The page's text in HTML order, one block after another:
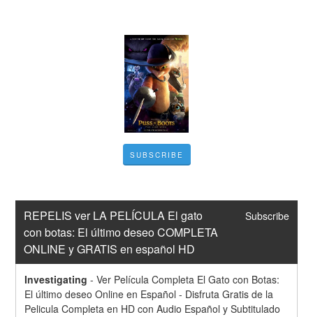
SUBSCRIBE
REPELIS ver LA PELÍCULA El gato
con botas: El último deseo COMPLETA
ONLINE y GRATIS en español HD
Subscribe
Investigating -Ver Película Completa El Gato con Botas:
El último deseo Online en Español - Disfruta Gratis de la
Pelicula Completa en HD con Audio Español y Subtitulado